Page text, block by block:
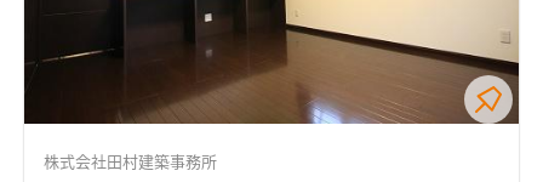
株式会社田村建築事務所